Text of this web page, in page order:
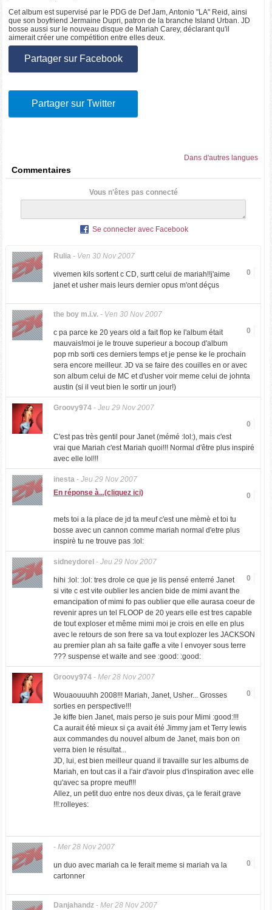
Cet album est supervisé par le PDG de Def Jam, Antonio "LA" Reid, ainsi
que son boyfriend Jermaine Dupri, patron de la branche Island Urban. JD
bosse aussi sur le nouveau disque de Mariah Carey, déclarant qu'il
aimerait créer une compétition entre elles deux.
Partager sur Facebook
Partager sur Twitter
Dans d'autres langues
Commentaires
Vous n'êtes pas connecté
Se connecter avec Facebook
Rulia- Ven 30 Nov 2007
0
vivemen kils sortent c CD, surtt celui de mariah!!j'aime
janet et usher mais leurs dernier opus m'ont déçus
the boy m.i.v.- Ven 30 Nov 2007
0
c pa parce ke 20 years old a fait flop ke l'album était
mauvais!moi je le trouve superieur a bocoup d'album
pop rnb sorti ces derniers temps et je pense ke le prochain
sera encore meilleur. JD va se faire des couilles en or avec
son album celui de MC et d'usher voir meme celui de johnta
austin (si il veut bien le sortir un jour!)
Groovy974- Jeu 29 Nov 2007
0
C'est pas très gentil pour Janet (mémé :lol:), mais c'est
vrai que Mariah c'est Mariah quoi!!! Normal d'être plus inspiré
avec elle lol!!!
inesta- Jeu 29 Nov 2007
0
En réponse à...(cliquez ici)
mets toi a la place de jd ta meuf c'est une mèmè et toi tu
bosse avec un cannon comme mariah normal d'etre plus
inspirè tu ne trouve pas :lol:
sidneydorel - Jeu 29 Nov 2007
0
hihi :lol: :lol: tres drole ce que je lis pensé enterré Janet
si vite c est vite oublier les ancien bide de mimi avant the
emancipation of mimi fo pas oublier que elle aurasa coeur de
revenir apres un tel FLOOP de 20 years elle est tres capable
de tout exploser et même mimi moi je crois en elle en plus
avec le retours de son frere sa va tout explozer les JACKSON
au premier plan ah sa faite gaffe a vite l envoyer sous terre
??? suspense et waite and see :good: :good:
Groovy974- Mer 28 Nov 2007
0
Wouaouuuhh 2008!!! Mariah, Janet, Usher... Grosses
sorties en perspective!!!
Je kiffe bien Janet, mais perso je suis pour Mimi :good:!!!
Ca aurait été mieux si ça avait été Jimmy jam et Terry lewis
aux commandes du nouvel album de Janet, mais bon on
verra bien le résultat...
JD, lui, est bien meilleur quand il travaille sur les albums de
Mariah, en tout cas il a l'air d'avoir plus d'inspiration avec elle
qu'avec sa propre meuf!!!
Allez, un petit duo entre nos deux divas, ça le ferait grave
!!!:rolleyes:
- Mer 28 Nov 2007
0
un duo avec mariah ca le ferait meme si mariah va la
cartonner
Danjahandz- Mer 28 Nov 2007